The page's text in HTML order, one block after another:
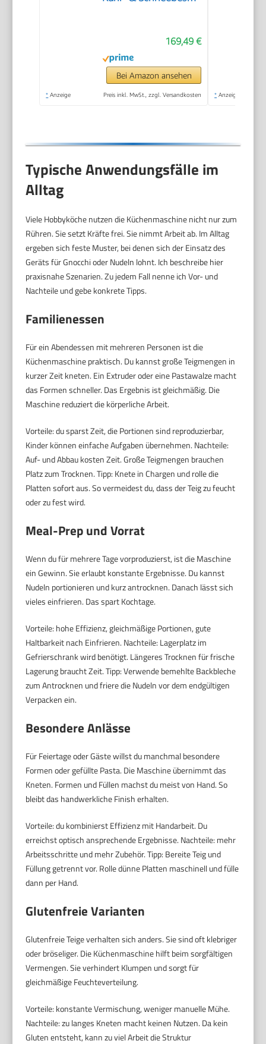
spülmaschinenfest,
3D Rührsystem,
weiß/silber,
MUM58200
169,49 €
Bei Amazon ansehen
* Anzeige Preis inkl. MwSt., zzgl. Versandkosten * Anzeige
Typische Anwendungsfälle im
Alltag
Viele Hobbyköche nutzen die Küchenmaschine nicht nur zum
Rühren. Sie setzt Kräfte frei. Sie nimmt Arbeit ab. Im Alltag
ergeben sich feste Muster, bei denen sich der Einsatz des
Geräts für Gnocchi oder Nudeln lohnt. Ich beschreibe hier
praxisnahe Szenarien. Zu jedem Fall nenne ich Vor- und
Nachteile und gebe konkrete Tipps.
Familienessen
Für ein Abendessen mit mehreren Personen ist die
Küchenmaschine praktisch. Du kannst große Teigmengen in
kurzer Zeit kneten. Ein Extruder oder eine Pastawalze macht
das Formen schneller. Das Ergebnis ist gleichmäßig. Die
Maschine reduziert die körperliche Arbeit.
Vorteile: du sparst Zeit, die Portionen sind reproduzierbar,
Kinder können einfache Aufgaben übernehmen. Nachteile:
Auf- und Abbau kosten Zeit. Große Teigmengen brauchen
Platz zum Trocknen. Tipp: Knete in Chargen und rolle die
Platten sofort aus. So vermeidest du, dass der Teig zu feucht
oder zu fest wird.
Meal-Prep und Vorrat
Wenn du für mehrere Tage vorproduzierst, ist die Maschine
ein Gewinn. Sie erlaubt konstante Ergebnisse. Du kannst
Nudeln portionieren und kurz antrocknen. Danach lässt sich
vieles einfrieren. Das spart Kochtage.
Vorteile: hohe Effizienz, gleichmäßige Portionen, gute
Haltbarkeit nach Einfrieren. Nachteile: Lagerplatz im
Gefrierschrank wird benötigt. Längeres Trocknen für frische
Lagerung braucht Zeit. Tipp: Verwende bemehlte Backbleche
zum Antrocknen und friere die Nudeln vor dem endgültigen
Verpacken ein.
Besondere Anlässe
Für Feiertage oder Gäste willst du manchmal besondere
Formen oder gefüllte Pasta. Die Maschine übernimmt das
Kneten. Formen und Füllen machst du meist von Hand. So
bleibt das handwerkliche Finish erhalten.
Vorteile: du kombinierst Effizienz mit Handarbeit. Du
erreichst optisch ansprechende Ergebnisse. Nachteile: mehr
Arbeitsschritte und mehr Zubehör. Tipp: Bereite Teig und
Füllung getrennt vor. Rolle dünne Platten maschinell und fülle
dann per Hand.
Glutenfreie Varianten
Glutenfreie Teige verhalten sich anders. Sie sind oft klebriger
oder bröseliger. Die Küchenmaschine hilft beim sorgfältigen
Vermengen. Sie verhindert Klumpen und sorgt für
gleichmäßige Feuchteverteilung.
Vorteile: konstante Vermischung, weniger manuelle Mühe.
Nachteile: zu langes Kneten macht keinen Nutzen. Da kein
Gluten entsteht, kann zu viel Arbeit die Struktur